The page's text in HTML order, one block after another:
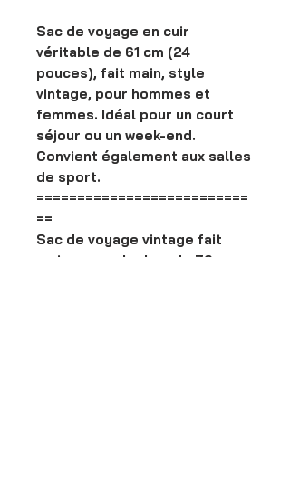
Sac de voyage en cuir
véritable de 61 cm (24
pouces), fait main, style
vintage, pour hommes et
femmes. Idéal pour un court
séjour ou un week-end.
Convient également aux salles
de sport.
==========================
==
Sac de voyage vintage fait
main, sac polochon de 76 cm